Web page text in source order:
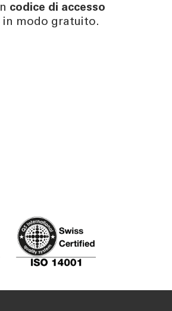
codice di accesso
in modo gratuito.